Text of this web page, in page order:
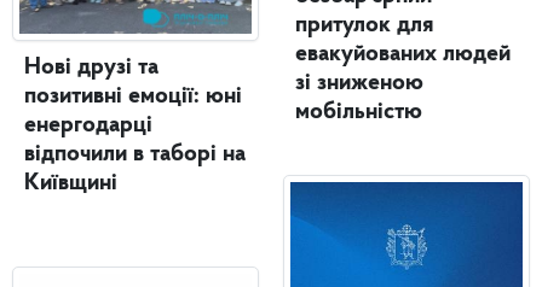
Нові друзі та
позитивні емоції: юні
енергодарці
відпочили в таборі на
Київщині
притулок для
евакуйованих людей
зі зниженою
мобільністю